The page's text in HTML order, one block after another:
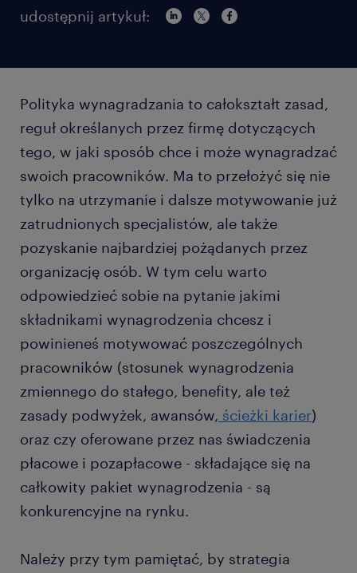
udostępnij artykuł:
Polityka wynagradzania to całokształt zasad,
reguł określanych przez firmę dotyczących
tego, w jaki sposób chce i może wynagradzać
swoich pracowników. Ma to przełożyć się nie
tylko na utrzymanie i dalsze motywowanie już
zatrudnionych specjalistów, ale także
pozyskanie najbardziej pożądanych przez
organizację osób. W tym celu warto
odpowiedzieć sobie na pytanie jakimi
składnikami wynagrodzenia chcesz i
powinieneś motywować poszczególnych
pracowników (stosunek wynagrodzenia
zmiennego do stałego, benefity, ale też
zasady podwyżek, awansów, ścieżki karier)
oraz czy oferowane przez nas świadczenia
płacowe i pozapłacowe - składające się na
całkowity pakiet wynagrodzenia - są
konkurencyjne na rynku.
Należy przy tym pamiętać, by strategia